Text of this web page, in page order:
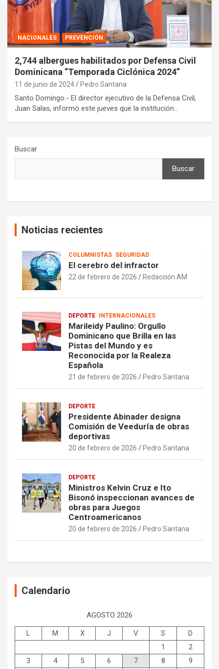
NACIONALES PREVENCIÓN
2,744 albergues habilitados por Defensa Civil
Dominicana “Temporada Ciclónica 2024”
11 de junio de 2024 Pedro Santana
Santo Domingo.- El director ejecutivo de la Defensa Civil,
Juan Salas, informó este jueves que la institución…
Buscar
Buscar
Noticias recientes
COLUMNISTAS SEGURIDAD
El cerebro del infractor
22 de febrero de 2026 Redacción AM
DEPORTE INTERNACIONALES
Marileidy Paulino: Orgullo
Dominicano que Brilla en las
Pistas del Mundo y es
Reconocida por la Realeza
Española
21 de febrero de 2026 Pedro Santana
DEPORTE
Presidente Abinader designa
Comisión de Veeduría de obras
deportivas
20 de febrero de 2026 Pedro Santana
DEPORTE
Ministros Kelvin Cruz e Ito
Bisonó inspeccionan avances de
obras para Juegos
Centroamericanos
20 de febrero de 2026 Pedro Santana
Calendario
AGOSTO 2026
L M X J V S
D
1
2
3
4 5 6 7 8
9